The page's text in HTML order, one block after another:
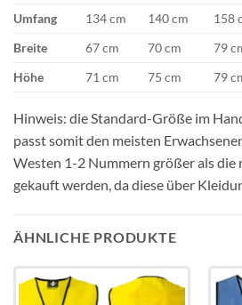
Umfang
134 cm 140 cm 158
Breite
67 cm 70 cm 79
Höhe
71 cm 75 cm 79
Hinweis: die Standard-Größe im
passt somit den meisten
Westen 1-2 Nummern größer als die
gekauft werden, da diese über
ÄHNLICHE PRODUKTE
Add to
wishlist